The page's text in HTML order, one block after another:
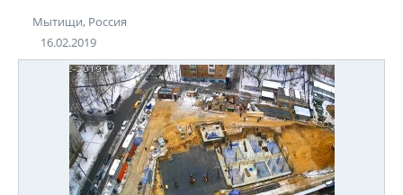
Мытищи, Россия
16.02.2019